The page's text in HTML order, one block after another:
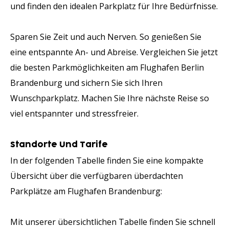
und finden den idealen Parkplatz für Ihre Bedürfnisse.
Sparen Sie Zeit und auch Nerven. So genießen Sie
eine entspannte An- und Abreise. Vergleichen Sie jetzt
die besten Parkmöglichkeiten am Flughafen Berlin
Brandenburg und sichern Sie sich Ihren
Wunschparkplatz. Machen Sie Ihre nächste Reise so
viel entspannter und stressfreier.
Standorte Und Tarife
In der folgenden Tabelle finden Sie eine kompakte
Übersicht über die verfügbaren überdachten
Parkplätze am Flughafen Brandenburg:
Mit unserer übersichtlichen Tabelle finden Sie schnell